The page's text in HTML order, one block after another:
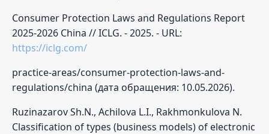
Consumer Protection Laws and Regulations Report
2025-2026 China // ICLG. - 2025. - URL:
https://iclg.com/
practice-areas/consumer-protection-laws-and-
regulations/china (дата обращения: 10.05.2026).
Ruzinazarov Sh.N., Achilova L.I., Rakhmonkulova N.
Classification of types (business models) of electronic